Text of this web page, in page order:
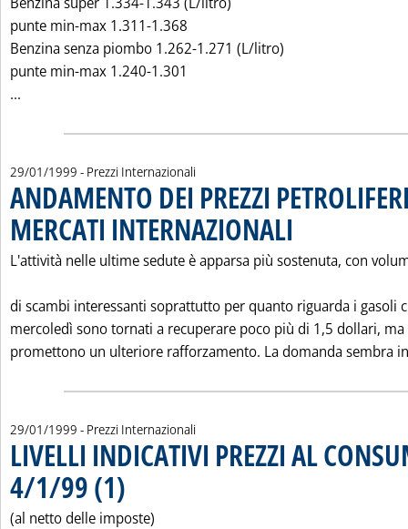
punte min-max 1.311-1.368
Benzina senza piombo 1.262-1.271 (L/litro)
punte min-max 1.240-1.301
...
29/01/1999 - Prezzi Internazionali
ANDAMENTO DEI PREZZI
MERCATI INTERNAZIONALI
L'attività nelle ultime sedute è apparsa più sostenuta, con
di scambi interessanti soprattutto per quanto riguarda i gasoli
mercoledì sono tornati a recuperare poco più di 1,5 dollari, ma
promettono un ulteriore rafforzamento. La domanda sembra
29/01/1999 - Prezzi Internazionali
LIVELLI INDICATIVI PREZZI AL
4/1/99 (1)
(al netto delle imposte)